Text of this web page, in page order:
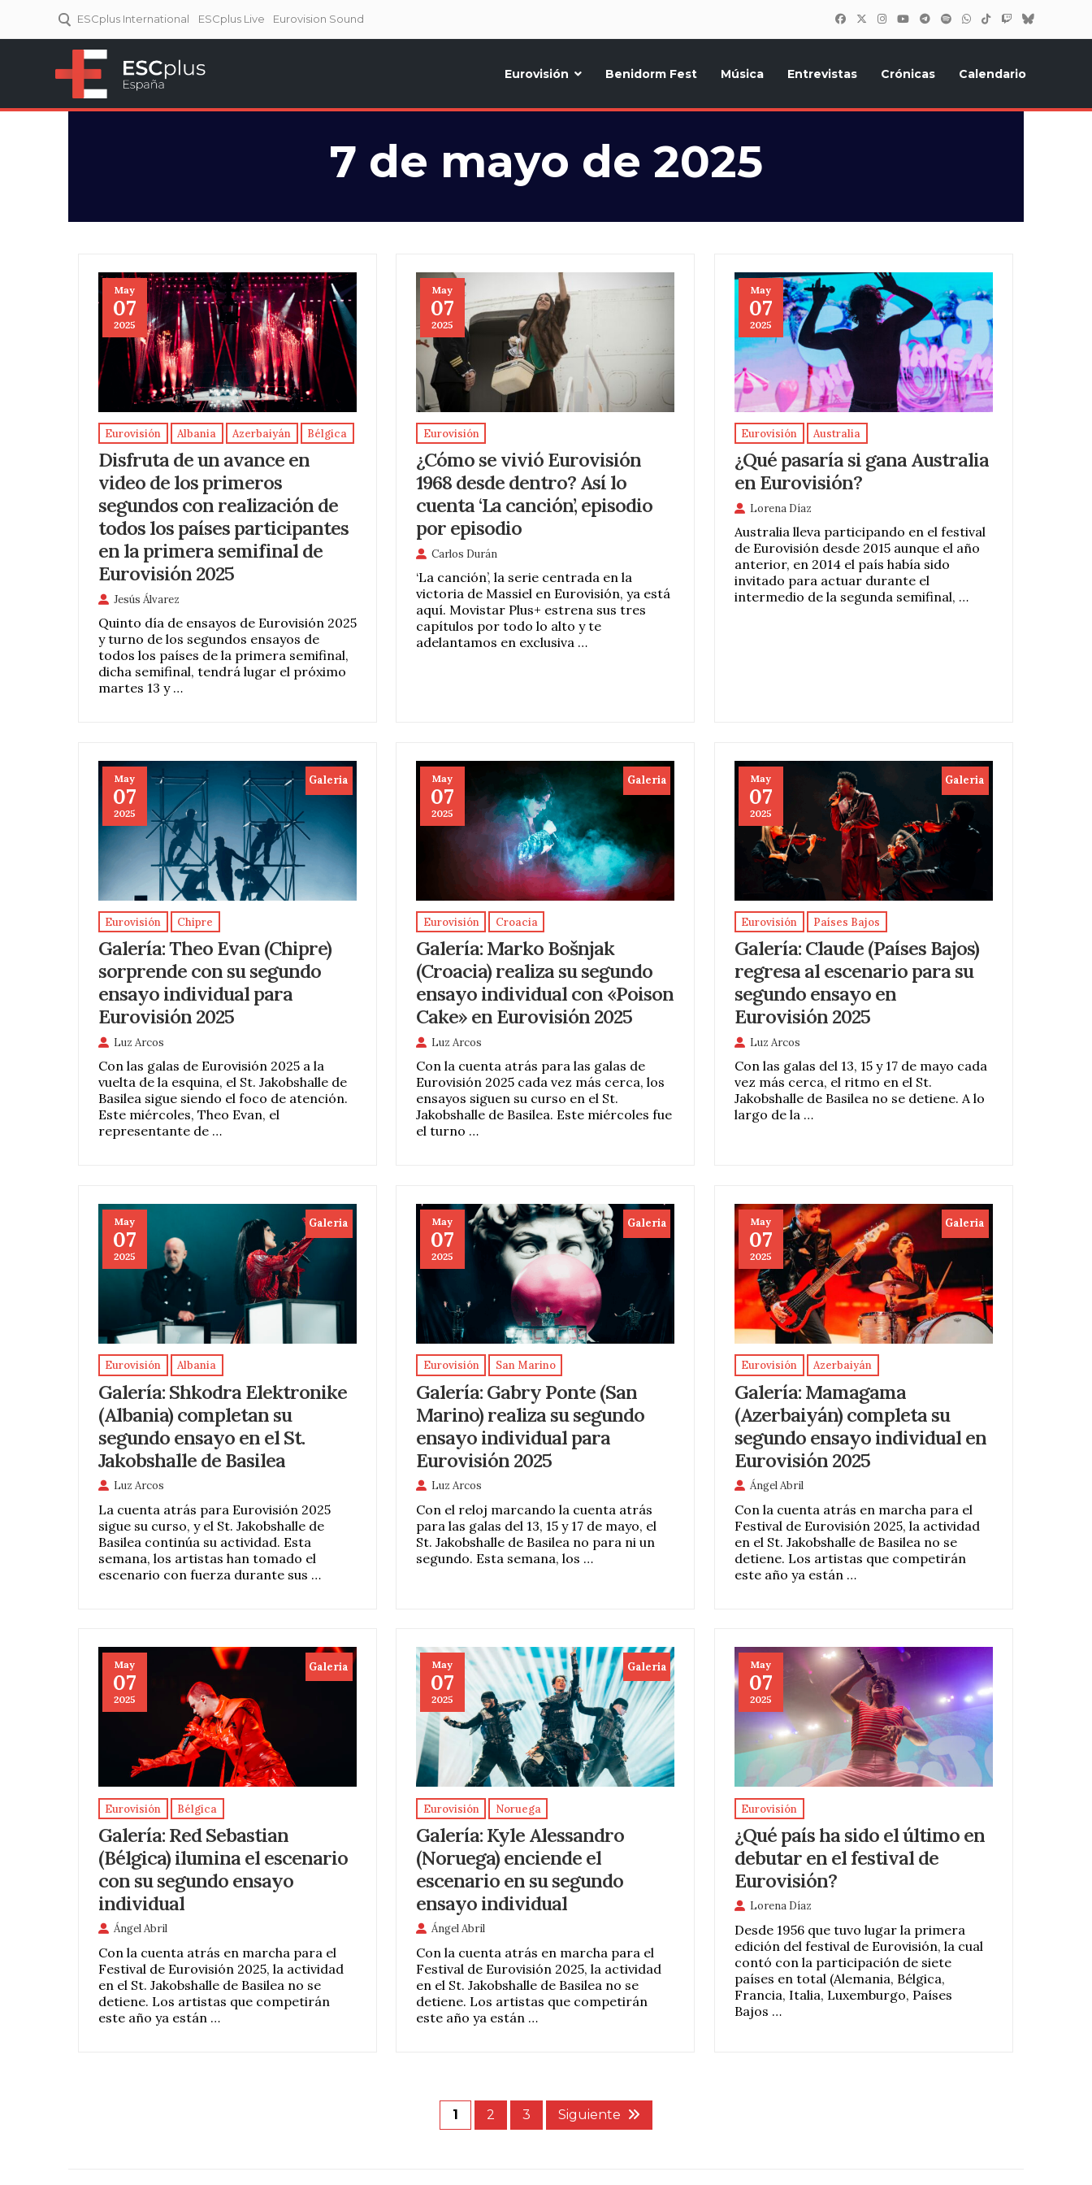
ESCplus International ESCplus Live Eurovision Sound
Eurovisión Benidorm Fest Música Entrevistas Crónicas Calendario
7 de mayo de 2025
May
07
2025
Eurovisión Albania Azerbaiyán Bélgica
Disfruta de un avance en
video de los primeros
segundos con realización de
todos los países participantes
en la primera semifinal de
Eurovisión 2025
Jesús Álvarez
Quinto día de ensayos de Eurovisión 2025
y turno de los segundos ensayos de
todos los países de la primera semifinal,
dicha semifinal, tendrá lugar el próximo
martes 13 y …
May
07
2025
Eurovisión
¿Cómo se vivió Eurovisión
1968 desde dentro? Así lo
cuenta ‘La canción’, episodio
por episodio
Carlos Durán
‘La canción’, la serie centrada en la
victoria de Massiel en Eurovisión, ya está
aquí. Movistar Plus+ estrena sus tres
capítulos por todo lo alto y te
adelantamos en exclusiva …
May
07
2025
Eurovisión Australia
¿Qué pasaría si gana Australia
en Eurovisión?
Lorena Díaz
Australia lleva participando en el festival
de Eurovisión desde 2015 aunque el año
anterior, en 2014 el país había sido
invitado para actuar durante el
intermedio de la segunda semifinal, …
May
07
2025
Galeria
Eurovisión Chipre
Galería: Theo Evan (Chipre)
sorprende con su segundo
ensayo individual para
Eurovisión 2025
Luz Arcos
Con las galas de Eurovisión 2025 a la
vuelta de la esquina, el St. Jakobshalle de
Basilea sigue siendo el foco de atención.
Este miércoles, Theo Evan, el
representante de …
May
07
2025
Galeria
Eurovisión Croacia
Galería: Marko Bošnjak
(Croacia) realiza su segundo
ensayo individual con «Poison
Cake» en Eurovisión 2025
Luz Arcos
Con la cuenta atrás para las galas de
Eurovisión 2025 cada vez más cerca, los
ensayos siguen su curso en el St.
Jakobshalle de Basilea. Este miércoles fue
el turno …
May
07
2025
Galeria
Eurovisión Países Bajos
Galería: Claude (Países Bajos)
regresa al escenario para su
segundo ensayo en
Eurovisión 2025
Luz Arcos
Con las galas del 13, 15 y 17 de mayo cada
vez más cerca, el ritmo en el St.
Jakobshalle de Basilea no se detiene. A lo
largo de la …
May
07
2025
Galeria
Eurovisión Albania
Galería: Shkodra Elektronike
(Albania) completan su
segundo ensayo en el St.
Jakobshalle de Basilea
Luz Arcos
La cuenta atrás para Eurovisión 2025
sigue su curso, y el St. Jakobshalle de
Basilea continúa su actividad. Esta
semana, los artistas han tomado el
escenario con fuerza durante sus …
May
07
2025
Galeria
Eurovisión San Marino
Galería: Gabry Ponte (San
Marino) realiza su segundo
ensayo individual para
Eurovisión 2025
Luz Arcos
Con el reloj marcando la cuenta atrás
para las galas del 13, 15 y 17 de mayo, el
St. Jakobshalle de Basilea no para ni un
segundo. Esta semana, los …
May
07
2025
Galeria
Eurovisión Azerbaiyán
Galería: Mamagama
(Azerbaiyán) completa su
segundo ensayo individual en
Eurovisión 2025
Ángel Abril
Con la cuenta atrás en marcha para el
Festival de Eurovisión 2025, la actividad
en el St. Jakobshalle de Basilea no se
detiene. Los artistas que competirán
este año ya están …
May
07
2025
Galeria
Eurovisión Bélgica
Galería: Red Sebastian
(Bélgica) ilumina el escenario
con su segundo ensayo
individual
Ángel Abril
Con la cuenta atrás en marcha para el
Festival de Eurovisión 2025, la actividad
en el St. Jakobshalle de Basilea no se
detiene. Los artistas que competirán
este año ya están …
May
07
2025
Galeria
Eurovisión Noruega
Galería: Kyle Alessandro
(Noruega) enciende el
escenario en su segundo
ensayo individual
Ángel Abril
Con la cuenta atrás en marcha para el
Festival de Eurovisión 2025, la actividad
en el St. Jakobshalle de Basilea no se
detiene. Los artistas que competirán
este año ya están …
May
07
2025
Eurovisión
¿Qué país ha sido el último en
debutar en el festival de
Eurovisión?
Lorena Díaz
Desde 1956 que tuvo lugar la primera
edición del festival de Eurovisión, la cual
contó con la participación de siete
países en total (Alemania, Bélgica,
Francia, Italia, Luxemburgo, Países
Bajos …
1 2 3 Siguiente